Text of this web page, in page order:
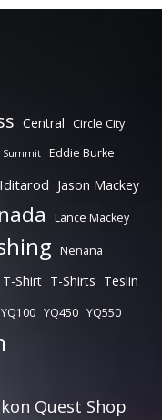
Central Circle City
Summit Eddie Burke
Iditarod Jason Mackey
Lance Mackey
Nenana
T-Shirt T-Shirts Teslin
YQ100 YQ450 YQ550
Quest Shop